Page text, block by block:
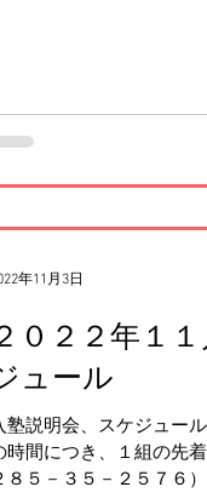
０２２年１
ュール
塾説明会、スケジュー
時間につき、１組の先
８５－３５－２５７６
年11月3日